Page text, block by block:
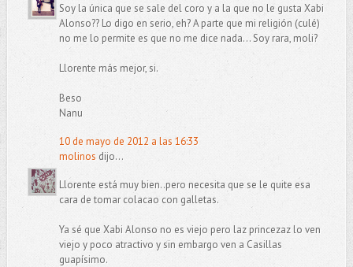
Soy la única que se sale del coro y a la que no le gusta Xabi
Alonso?? Lo digo en serio, eh? A parte que mi religión (culé)
no me lo permite es que no me dice nada... Soy rara, moli?
Llorente más mejor, si.
Beso
Nanu
10 de mayo de 2012 a las 16:33
molinos dijo...
Llorente está muy bien..pero necesita que se le quite esa
cara de tomar colacao con galletas.
Ya sé que Xabi Alonso no es viejo pero laz princezaz lo ven
viejo y poco atractivo y sin embargo ven a Casillas
guapísimo.